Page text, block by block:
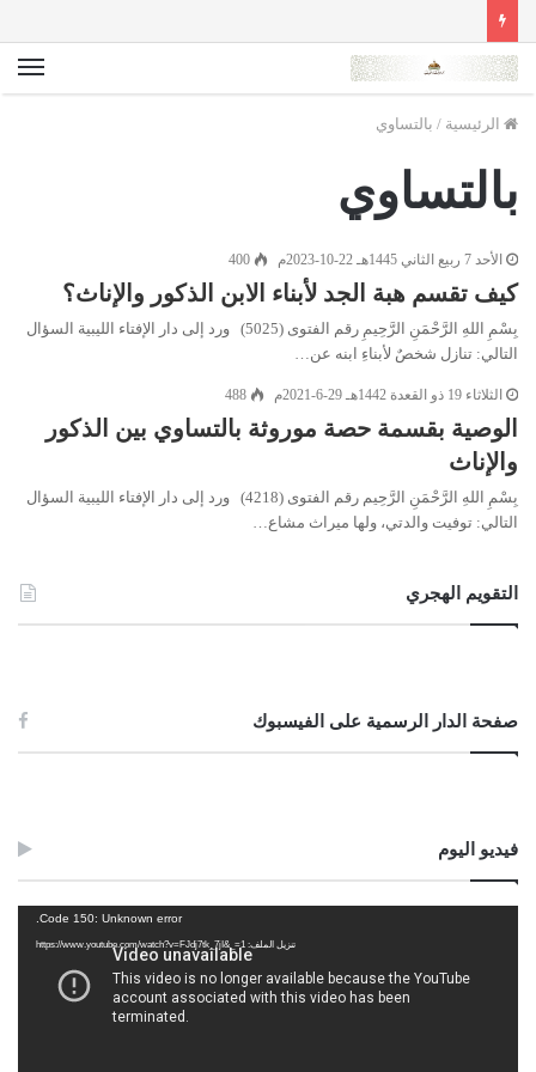
الرئيسية / بالتساوي
بالتساوي
الأحد 7 ربيع الثاني 1445هـ 22-10-2023م 400
كيف تقسم هبة الجد لأبناء الابن الذكور والإناث؟
بِسْمِ اللهِ الرَّحْمَنِ الرَّحِيمِ رقم الفتوى (5025) ورد إلى دار الإفتاء الليبية السؤال
التالي: تنازل شخصٌ لأبناءِ ابنه عن…
الثلاثاء 19 ذو القعدة 1442هـ 29-6-2021م 488
الوصية بقسمة حصة موروثة بالتساوي بين الذكور
والإناث
بِسْمِ اللهِ الرَّحْمَنِ الرَّحِيم رقم الفتوى (4218) ورد إلى دار الإفتاء الليبية السؤال
التالي: توفيت والدتي، ولها ميراث مشاع…
التقويم الهجري
صفحة الدار الرسمية على الفيسبوك
فيديو اليوم
Code 150: Unknown error.
تنزيل الملف: https://www.youtube.com/watch?v=FJdj7tk_7jI&_=1